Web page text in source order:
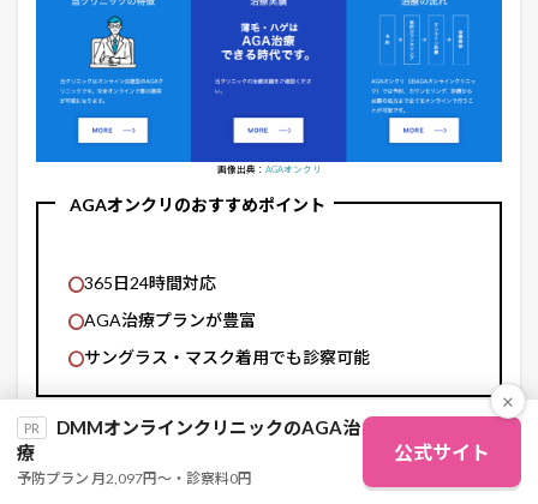
画像出典： AGAオンクリ
AGAオンクリのおすすめポイント
365日24時間対応
AGA治療プランが豊富
サングラス・マスク着用でも診察可能
AGAオンクリ
カウンセリング・診察・処方まで全て24時
間対応。住んでいる場所はもちろん、仕事の時間や休日を問
×
PR
DMMオンラインクリニックのAGA治
療
予防プラン 月2,097円〜・診察料0円
公式サイト